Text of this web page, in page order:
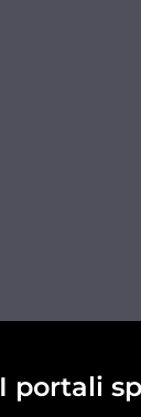
I portali